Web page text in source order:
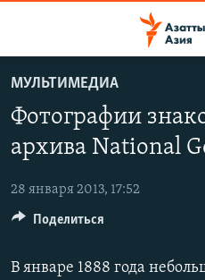
основному
содержанию
Вернутся
навигации
ЦЕНТРАЛЬНАЯ АЗИЯ
КАЗАХСТАН
УЗБЕКИСТАН
ТАДЖИКИСТАН
НОВОСТИ
ВОЙНА В УКРАИНЕ
НА ДРУГИХ ЯЗЫКАХ
ҚАЗАҚША
МУЛЬТИМЕДИА
Фотографии
архива National
28 января 2013, 17:52
В январе 1888 года
Поделиться